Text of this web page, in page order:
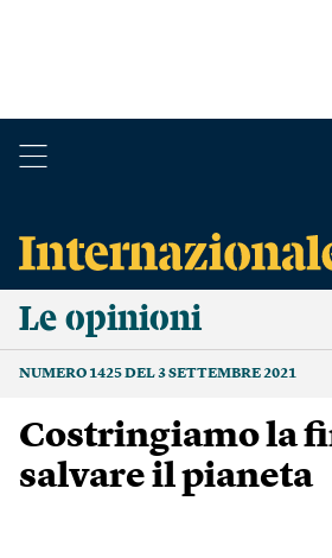
Le opinioni
NUMERO 1425 DEL 3 SETTEMBRE 2021
Costringiamo la
salvare il pianeta